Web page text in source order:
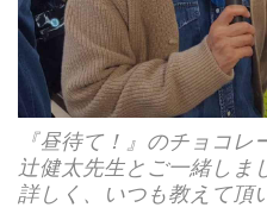
『昼待て！』のチョコ
辻健太先生とご一緒しま
詳しく、いつも教えて頂